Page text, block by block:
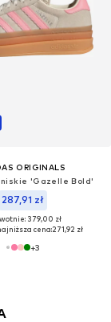
ORIGINALS
niskie 'Gazelle Bold'
287,91 zł
379,00 zł
cena:271,92 zł
+3